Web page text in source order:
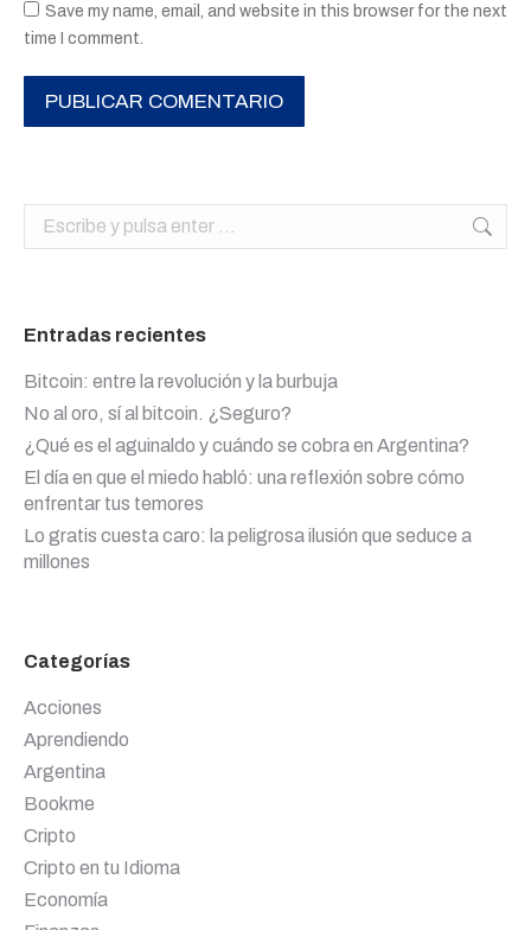
Save my name, email, and website in this browser for the next
time I comment.
PUBLICAR COMENTARIO
Buscar:
Entradas recientes
Bitcoin: entre la revolución y la burbuja
No al oro, sí al bitcoin. ¿Seguro?
¿Qué es el aguinaldo y cuándo se cobra en Argentina?
El día en que el miedo habló: una reflexión sobre cómo
enfrentar tus temores
Lo gratis cuesta caro: la peligrosa ilusión que seduce a
millones
Categorías
Acciones
Aprendiendo
Argentina
Bookme
Cripto
Cripto en tu Idioma
Economía